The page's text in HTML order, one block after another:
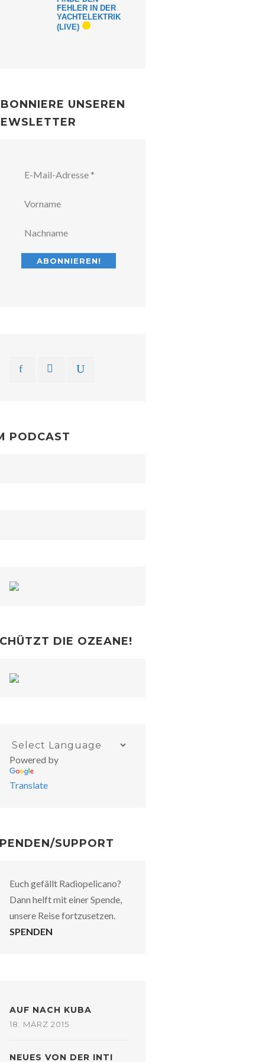
FEHLER IN DER
YACHTELEKTRIK
(LIVE)
UNSEREN
PODCAST
DIE OZEANE!
Powered by
Translate
SUPPORT
Euch gefällt Radiopelicano?
Dann helft mit einer Spende,
unsere Reise fortzusetzen.
SPENDEN
AUF NACH KUBA
18. MÄRZ 2015
NEUES VON DER INTI